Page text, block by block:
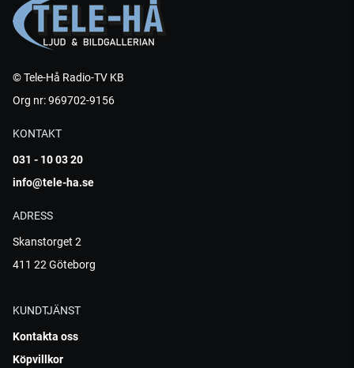
© Tele-Hå Radio-TV KB
Org nr: 969702-9156
KONTAKT
031 - 10 03 20
info@tele-ha.se
ADRESS
Skanstorget 2
411 22 Göteborg
KUNDTJÄNST
Kontakta oss
Köpvillkor